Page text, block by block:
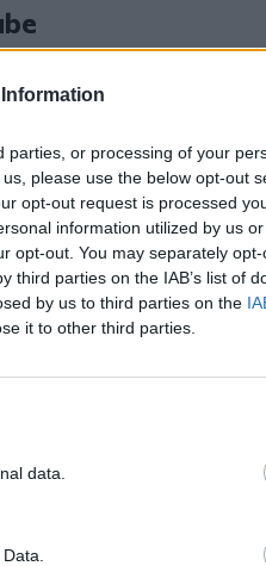
parties, or processing of your
please use the below opt-out
opt-out request is processed
information utilized by us
opt-out. You may separately
third parties on the IAB’s list of
by us to third parties on the
it to other third parties.
data.